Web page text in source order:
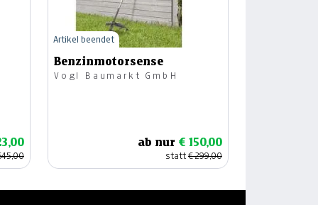
Benzinmotorsense
Vogl Baumarkt GmbH
ab nur € 150,00
statt€ 299,00
Artikel beendet